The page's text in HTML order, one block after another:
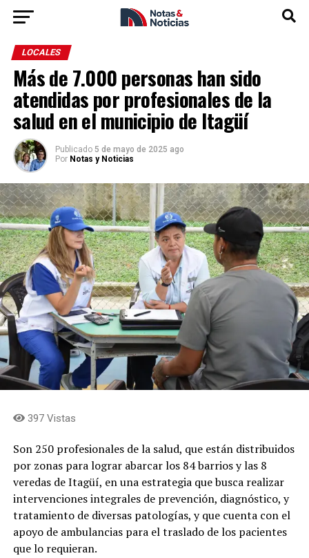
LOCALES
Más de 7.000 personas han sido
atendidas por profesionales de la
salud en el municipio de Itagüí
Publicado 5 de mayo de 2025 ago
Por Notas y Noticias
397 Vistas
Son 250 profesionales de la salud, que están distribuidos
por zonas para lograr abarcar los 84 barrios y las 8
veredas de Itagüí, en una estrategia que busca realizar
intervenciones integrales de prevención, diagnóstico, y
tratamiento de diversas patologías, y que cuenta con el
apoyo de ambulancias para el traslado de los pacientes
que lo requieran.